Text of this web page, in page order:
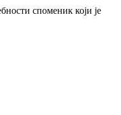
споменик који је